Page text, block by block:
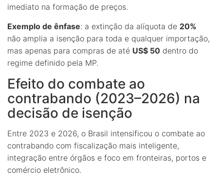
imediato na formação de preços.
Exemplo de ênfase: a extinção da alíquota de 20%
não amplia a isenção para toda e qualquer importação,
mas apenas para compras de até US$ 50 dentro do
regime definido pela MP.
Efeito do combate ao
contrabando (2023–2026) na
decisão de isenção
Entre 2023 e 2026, o Brasil intensificou o combate ao
contrabando com fiscalização mais inteligente,
integração entre órgãos e foco em fronteiras, portos e
comércio eletrônico.